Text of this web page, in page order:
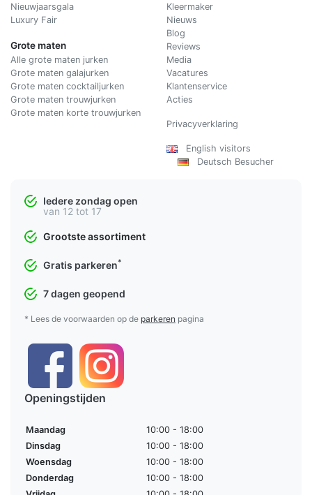
Nieuwjaarsgala
Luxury Fair
Grote maten
Alle grote maten jurken
Grote maten galajurken
Grote maten cocktailjurken
Grote maten trouwjurken
Grote maten korte trouwjurken
Kleermaker
Nieuws
Blog
Reviews
Media
Vacatures
Klantenservice
Acties
Privacyverklaring
English visitors
Deutsch Besucher
Iedere zondag open
van 12 tot 17
Grootste assortiment
Gratis parkeren*
7 dagen geopend
* Lees de voorwaarden op de parkeren pagina
Openingstijden
Maandag
10:00 - 18:00
Dinsdag
10:00 - 18:00
Woensdag
10:00 - 18:00
Donderdag
10:00 - 18:00